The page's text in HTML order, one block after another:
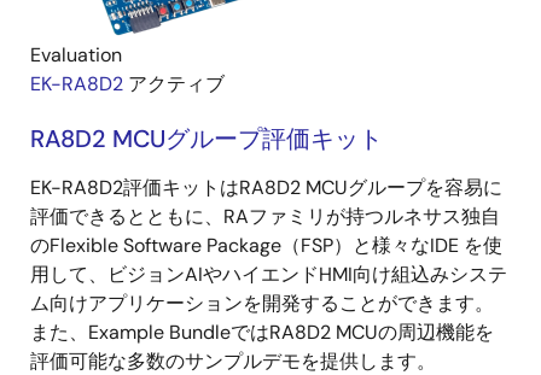
Evaluation
EK-RA8D2 アクティブ
RA8D2 MCUグループ評価キット
EK-RA8D2評価キットはRA8D2 MCUグループを容易に
評価できるとともに、RAファミリが持つルネサス独自
のFlexible Software Package（FSP）と様々なIDE を使
用して、ビジョンAIやハイエンドHMI向け組込みシステ
ム向けアプリケーションを開発することができます。
また、Example BundleではRA8D2 MCUの周辺機能を
評価可能な多数のサンプルデモを提供します。